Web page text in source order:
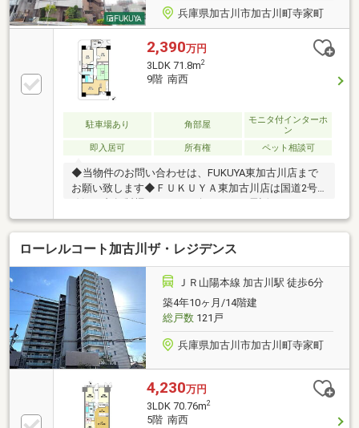
兵庫県加古川市加古川町寺家町
2,390万円
3LDK 71.8m2
9階 南西
駐車場あり 角部屋
モニタ付インターホ
ン
即入居可
所有権 ペット相談可
◆当物件のお問い合わせは、FUKUYA東加古川店まで
お願い致します◆ＦＵＫＵＹＡ東加古川店は国道2号
線沿い丸亀製麺さんナナメ向かい。お電話、メールご
来店随時受付中です。お気軽にご来店お待ちしており
ます。●ペット飼育可（規約による制限有）【物件の
特徴】◆風通しが良く、開放感あふれる9階部分のお
部屋です◆隣家や廊下からの生活音が気にならない角
部屋です◆ペット飼育可、動物と触れ合いながら暮ら
せる住まいです◆オートロックなど防犯面に配慮した
住まいです
ローレルコート加古川ザ・レジデンス
ＪＲ山陽本線 加古川駅 徒歩6分
築4年10ヶ月/14階建
総戸数121戸
兵庫県加古川市加古川町寺家町
4,230万円
3LDK 70.76m2
5階 南西